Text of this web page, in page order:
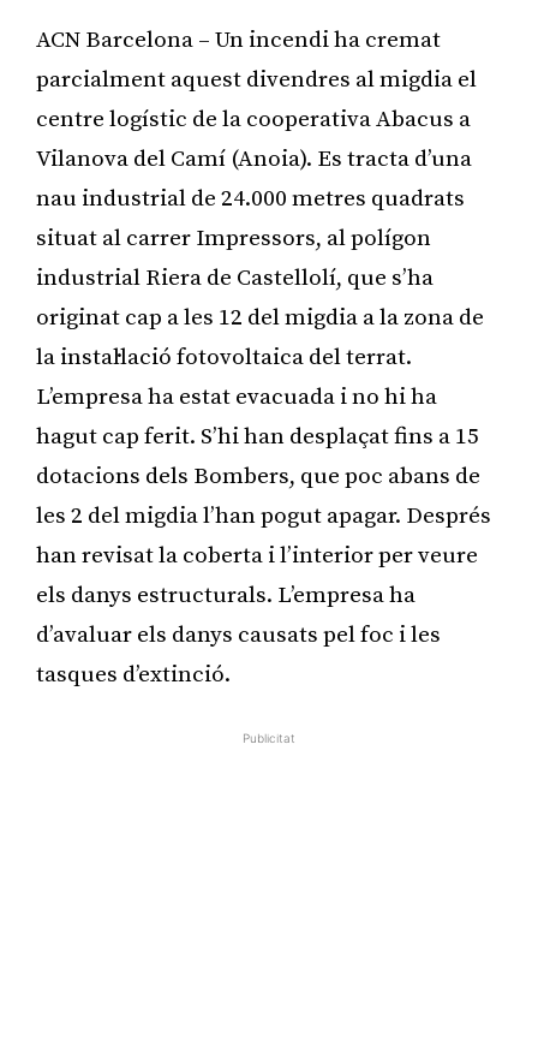
ACN Barcelona – Un incendi ha cremat
parcialment aquest divendres al migdia el
centre logístic de la cooperativa Abacus a
Vilanova del Camí (Anoia). Es tracta d’una
nau industrial de 24.000 metres quadrats
situat al carrer Impressors, al polígon
industrial Riera de Castellolí, que s’ha
originat cap a les 12 del migdia a la zona de
la instal·lació fotovoltaica del terrat.
L’empresa ha estat evacuada i no hi ha
hagut cap ferit. S’hi han desplaçat fins a 15
dotacions dels Bombers, que poc abans de
les 2 del migdia l’han pogut apagar. Després
han revisat la coberta i l’interior per veure
els danys estructurals. L’empresa ha
d’avaluar els danys causats pel foc i les
tasques d’extinció.
Publicitat